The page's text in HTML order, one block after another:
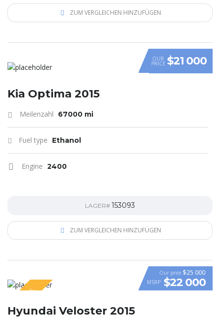
ZUM VERGLEICHEN HINZUFÜGEN
OUR
PRICE $21 000
Kia Optima 2015
Meilenzahl 67000 mi
Fuel type Ethanol
Engine 2400
LAGER# 153093
ZUM VERGLEICHEN HINZUFÜGEN
VIDEO
SPECIAL
Our price $25 000
MSRP $22 000
Hyundai Veloster 2015